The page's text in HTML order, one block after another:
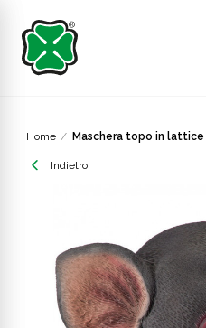
Home Maschera topo in
Indietro